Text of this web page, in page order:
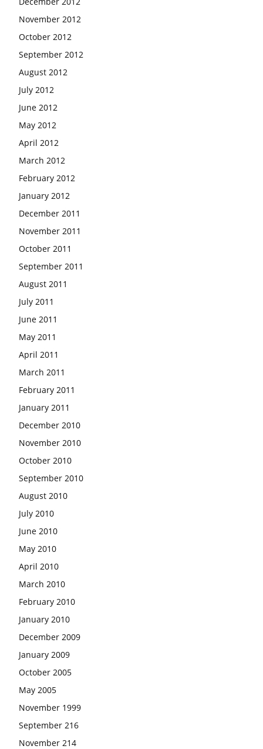
November 2012
October 2012
September 2012
August 2012
July 2012
June 2012
May 2012
April 2012
March 2012
February 2012
January 2012
December 2011
November 2011
October 2011
September 2011
August 2011
July 2011
June 2011
May 2011
April 2011
March 2011
February 2011
January 2011
December 2010
November 2010
October 2010
September 2010
August 2010
July 2010
June 2010
May 2010
April 2010
March 2010
February 2010
January 2010
December 2009
January 2009
October 2005
May 2005
November 1999
September 216
November 214